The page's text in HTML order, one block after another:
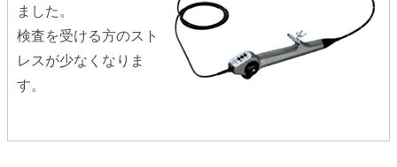
ました。
検査を受ける方のスト
レスが少なくなりま
す。